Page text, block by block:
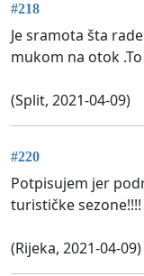
#218
Je sramota šta
mukom na otok
(Split, 2021-04-09)
#220
Potpisujem jer
turističke sezone!!!!
(Rijeka, 2021-04-09)